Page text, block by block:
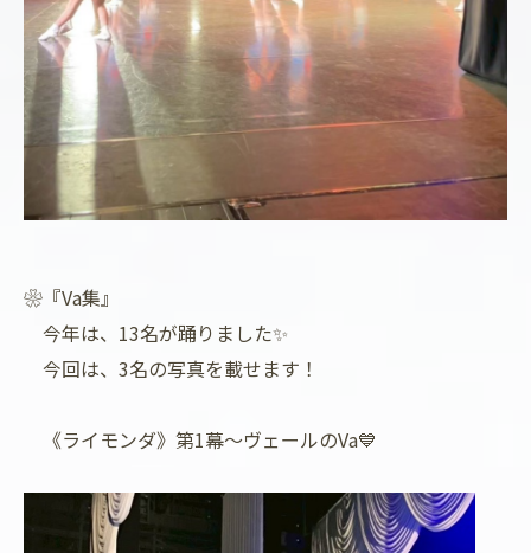
❀『Va集』
今年は、13名が踊りました✨
今回は、3名の写真を載せます！
《ライモンダ》第1幕～ヴェールのVa💙